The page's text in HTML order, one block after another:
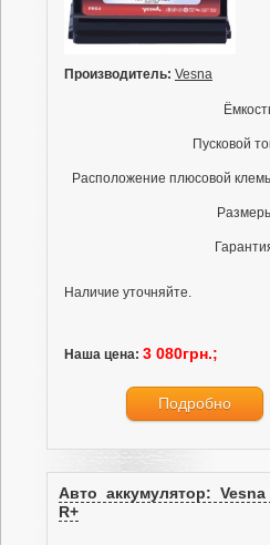
Производитель: Vesna
Пусковой
Расположение плюсовой
Наличие уточняйте.
Наша цена: 3 080грн.;
Подробно
Авто аккумулятор:
R+